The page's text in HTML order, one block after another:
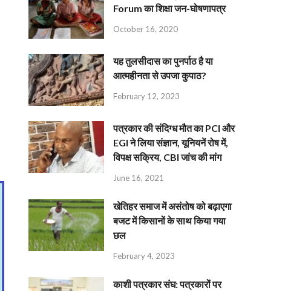
Forum का शिक्षा जन-घोषणापत्र
October 16, 2020
यह तुलसीदास का पुनर्पाठ है या
आत्महीनता से उपजा कुपाठ?
February 12, 2023
पत्रकार की संदिग्ध मौत का PCI और
EGI ने लिया संज्ञान, यूनियनें रोष में,
विपक्ष सक्रिय, CBI जांच की मांग
June 16, 2021
खेतिहर समाज में असंतोष को बढ़ाएगा
बजट में किसानों के साथ किया गया
छल
February 4, 2023
काशी पत्रकार संघ: पत्रकारों पर